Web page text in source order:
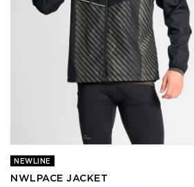
NEWLINE
NWLPACE JACKET